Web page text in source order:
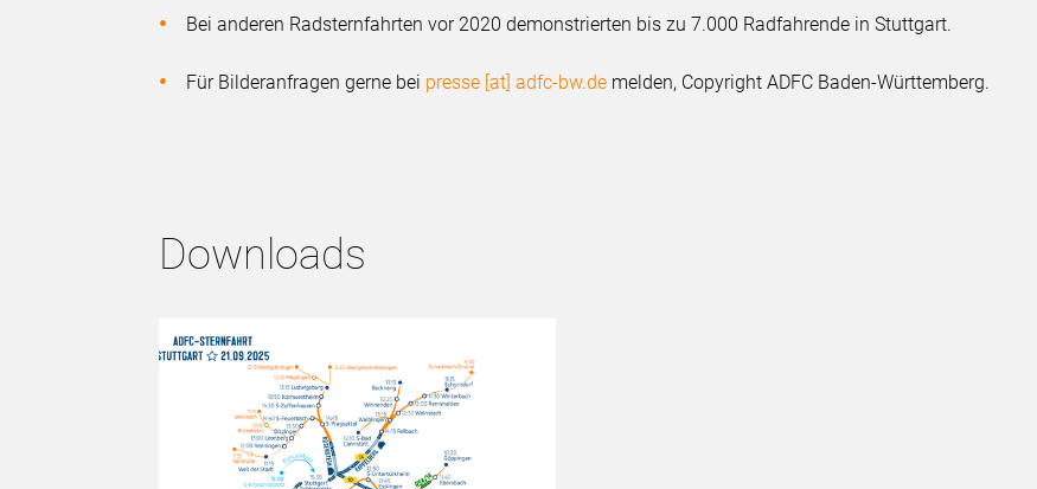
Bei anderen Radsternfahrten vor 2020 demonstrierten bis zu 7.000 Radfahrende in Stuttgart.
Für Bilderanfragen gerne bei presse [at] adfc-bw.de melden, Copyright ADFC Baden-Württemberg.
Downloads